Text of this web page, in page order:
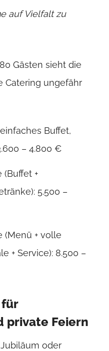
auf Vielfalt zu
Gästen sieht die
Catering ungefähr
Buffet,
– 4.800 €
(Buffet +
5.500 –
(Menü + volle
+ Service): 8.500 –
private Feiern
oder